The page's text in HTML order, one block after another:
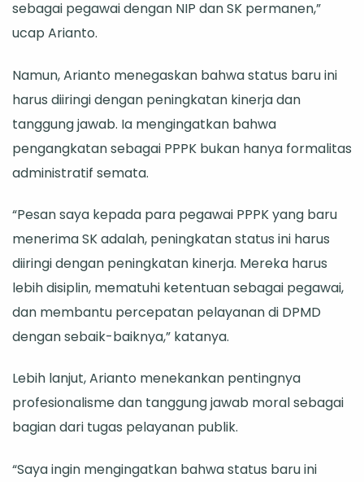
sebagai pegawai dengan NIP dan SK permanen,”
ucap Arianto.
Namun, Arianto menegaskan bahwa status baru ini
harus diiringi dengan peningkatan kinerja dan
tanggung jawab. Ia mengingatkan bahwa
pengangkatan sebagai PPPK bukan hanya formalitas
administratif semata.
“Pesan saya kepada para pegawai PPPK yang baru
menerima SK adalah, peningkatan status ini harus
diiringi dengan peningkatan kinerja. Mereka harus
lebih disiplin, mematuhi ketentuan sebagai pegawai,
dan membantu percepatan pelayanan di DPMD
dengan sebaik-baiknya,” katanya.
Lebih lanjut, Arianto menekankan pentingnya
profesionalisme dan tanggung jawab moral sebagai
bagian dari tugas pelayanan publik.
“Saya ingin mengingatkan bahwa status baru ini